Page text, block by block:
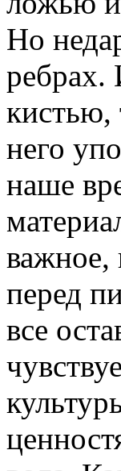
Но
ребрах.
кистью,
него
наше
важное,
перед
все